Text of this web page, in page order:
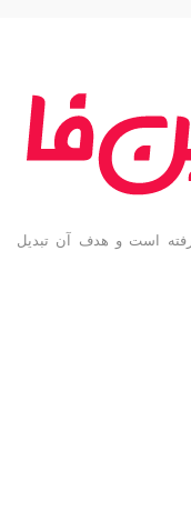
است و هدف آن تبدیل